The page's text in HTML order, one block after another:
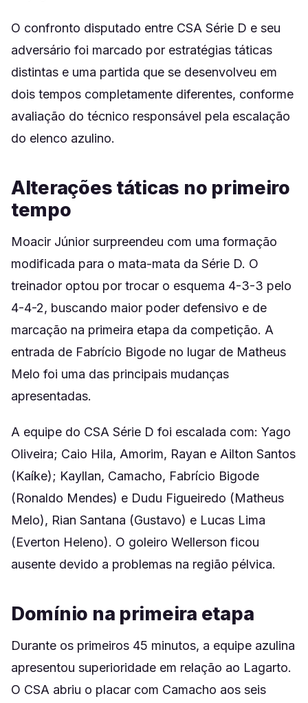
O confronto disputado entre CSA Série D e seu
adversário foi marcado por estratégias táticas
distintas e uma partida que se desenvolveu em
dois tempos completamente diferentes, conforme
avaliação do técnico responsável pela escalação
do elenco azulino.
Alterações táticas no primeiro
tempo
Moacir Júnior surpreendeu com uma formação
modificada para o mata-mata da Série D. O
treinador optou por trocar o esquema 4-3-3 pelo
4-4-2, buscando maior poder defensivo e de
marcação na primeira etapa da competição. A
entrada de Fabrício Bigode no lugar de Matheus
Melo foi uma das principais mudanças
apresentadas.
A equipe do CSA Série D foi escalada com: Yago
Oliveira; Caio Hila, Amorim, Rayan e Ailton Santos
(Kaíke); Kayllan, Camacho, Fabrício Bigode
(Ronaldo Mendes) e Dudu Figueiredo (Matheus
Melo), Rian Santana (Gustavo) e Lucas Lima
(Everton Heleno). O goleiro Wellerson ficou
ausente devido a problemas na região pélvica.
Domínio na primeira etapa
Durante os primeiros 45 minutos, a equipe azulina
apresentou superioridade em relação ao Lagarto.
O CSA abriu o placar com Camacho aos seis